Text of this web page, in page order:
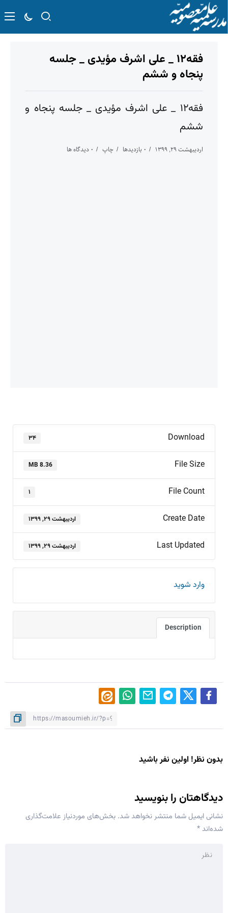
فقه۱۲ _ علی اشرف مؤیدی _ جلسه
پنجاه و ششم
فقه۱۲ _ علی اشرف مؤیدی _ جلسه پنجاه و
ششم
اردیبهشت ۲۹, ۱۳۹۹ ۰ بازدیدها چاپ ۰ دیدگاه ها
Download ۳۴
File Size
8.36 MB
File Count ۱
Create Date اردیبهشت ۲۹, ۱۳۹۹
Last Updated اردیبهشت ۲۹, ۱۳۹۹
وارد شوید
Description
بدون نظر! اولین نفر باشید
دیدگاهتان را بنویسید
نشانی ایمیل شما منتشر نخواهد شد. بخش‌های موردنیاز علامت‌گذاری
شده‌اند*